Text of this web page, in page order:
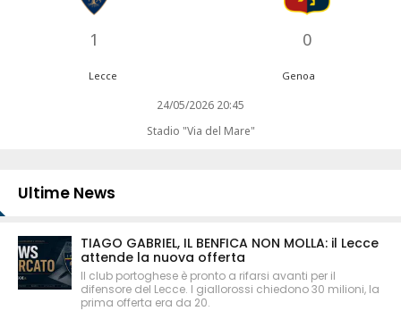
1 0
Lecce Genoa
24/05/2026 20:45
Stadio "Via del Mare"
Ultime News
TIAGO GABRIEL, IL BENFICA NON MOLLA: il Lecce
attende la nuova offerta
Il club portoghese è pronto a rifarsi avanti per il
difensore del Lecce. I giallorossi chiedono 30 milioni, la
prima offerta era da 20.